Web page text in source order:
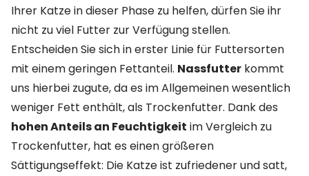
Ihrer Katze in dieser Phase zu helfen, dürfen Sie ihr
nicht zu viel Futter zur Verfügung stellen.
Entscheiden Sie sich in erster Linie für Futtersorten
mit einem geringen Fettanteil. Nassfutter kommt
uns hierbei zugute, da es im Allgemeinen wesentlich
weniger Fett enthält, als Trockenfutter. Dank des
hohen Anteils an Feuchtigkeit im Vergleich zu
Trockenfutter, hat es einen größeren
Sättigungseffekt: Die Katze ist zufriedener und satt,